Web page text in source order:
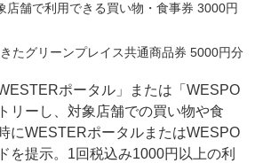
店舗で利用できる買い物・食事券 3000円
たグリーンプレイス共通商品券 5000円分
ポータル」または「WESPO
リーし、対象店舗での買い物や食
にWESTERポータルまたはWESPO
を提示。1回税込み1000円以上の利